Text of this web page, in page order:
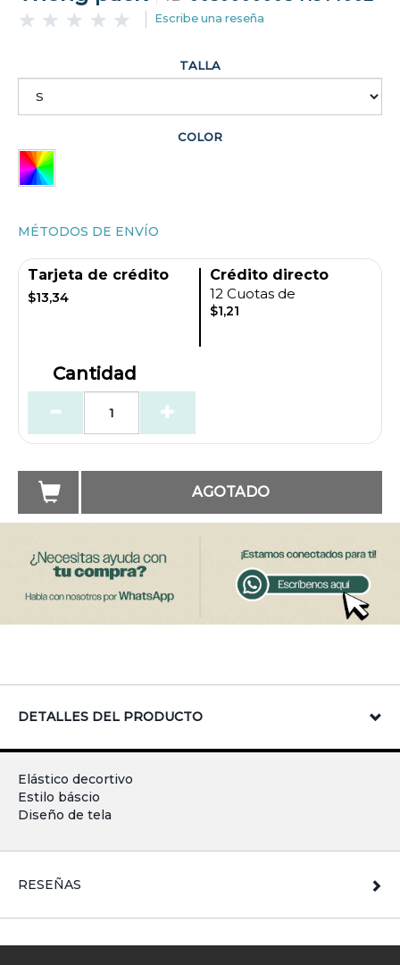
Escribe una reseña
TALLA
COLOR
MÉTODOS DE ENVÍO
Tarjeta de crédito
$13,34
Crédito directo
12 Cuotas de
$1,21
Cantidad
AGOTADO
DETALLES DEL PRODUCTO
Elástico decortivo
Estilo báscio
Diseño de tela
RESEÑAS